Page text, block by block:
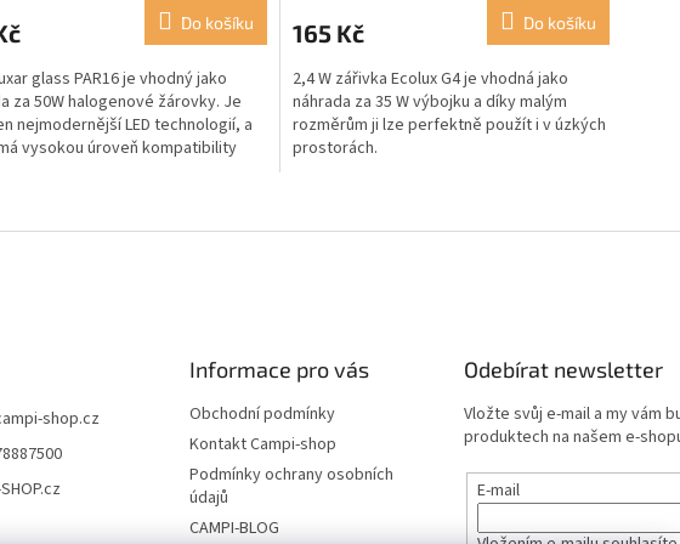
Do košíku
glass PAR16 je vhodný jako
za 50W halogenové žárovky. Je
nejmodernější LED technologií, a
vysokou úroveň kompatibility
165 Kč Do košíku
2,4 W zářivka Ecolux G4 je vhodná jako
náhrada za 35 W výbojku a díky malým
rozměrům ji lze perfektně použít i v úzkých
prostorách.
v
shop.cz
Informace pro vás
Obchodní podmínky
Kontakt Campi-shop
Podmínky ochrany osobních
údajů
CAMPI-BLOG
Odebírat newsletter
Vložte svůj e-mail a my vám
produktech na našem e-
E-mail